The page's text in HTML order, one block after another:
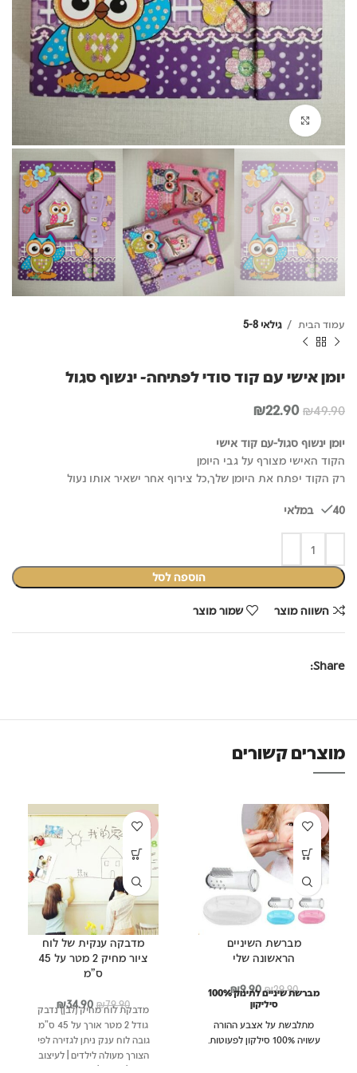
עמוד הבית גילאי 5-8
יומן אישי עם קוד סודי לפתיחה- ינשוף סגול
₪49.90
המחיר
היה:
₪49.90.
₪22.90
המחיר
הוא:
₪22.90.
יומן ינשוף סגול-עם קוד אישי
הקוד האישי מצורף על גבי היומן
רק הקוד יפתח את היומן שלך,כל צירוף אחר ישאיר אותו נעול
40 במלאי
הוספה לסל
השווה מוצר שמור מוצר
Share:
מוצרים קשורים
-67%
מברשת השיניים
הראשונה שלי
₪29.90
המחיר
המקורי
₪29.90.
₪9.90
המחיר
מברשת שיניים לתינוק 100%
סיליקון
מתלבשת על אצבע ההורה
עשויה 100% סילקון לפעוטות.
-56%
מדבקה ענקית של לוח
ציור מחיק 2 מטר על 45
ס”מ
₪79.90
המחיר
המקורי
היה:
₪79.90.
₪34.90
המחיר
הנוכחי
הוא:
מדבקת לוח מחיק (לבן) נדבק
גודל 2 מטר אורך על 45 ס”מ
גובה לוח ענק ניתן לגזירה לפי
הצורך מעולה לילדים | לעיצוב